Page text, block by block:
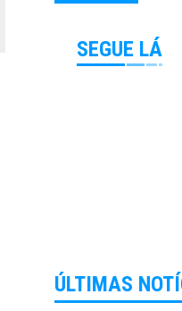
SEGUE LÁ
ÚLTIMAS